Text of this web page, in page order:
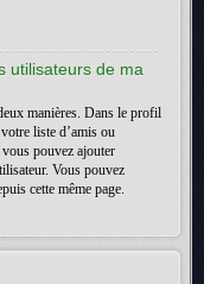
utilisateurs de ma
manières. Dans le profil
liste d’amis ou
pouvez ajouter
Vous pouvez
cette même page.